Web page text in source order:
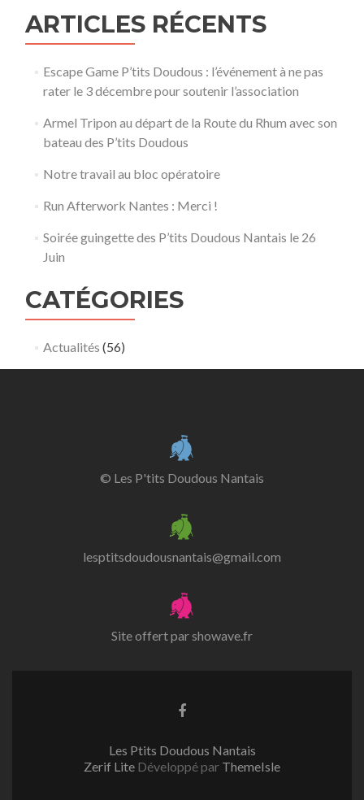
ARTICLES RÉCENTS
Escape Game P’tits Doudous : l’événement à ne pas
rater le 3 décembre pour soutenir l’association
Armel Tripon au départ de la Route du Rhum avec son
bateau des P’tits Doudous
Notre travail au bloc opératoire
Run Afterwork Nantes : Merci !
Soirée guingette des P’tits Doudous Nantais le 26
Juin
CATÉGORIES
Actualités (56)
© Les P'tits Doudous Nantais
lesptitsdoudousnantais@gmail.com
Site offert parshowave.fr
Lien
Les Ptits Doudous Nantais
Zerif Lite Développé par ThemeIsle